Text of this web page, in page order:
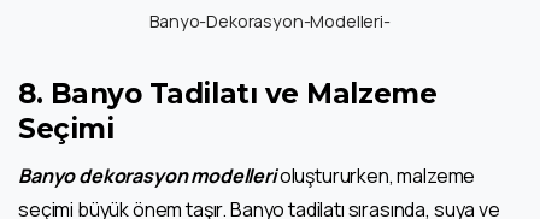
Banyo-Dekorasyon-Modelleri-
8. Banyo Tadilatı ve Malzeme
Seçimi
Banyo dekorasyon modellerioluştururken, malzeme
seçimi büyük önem taşır. Banyo tadilatı sırasında, suya ve